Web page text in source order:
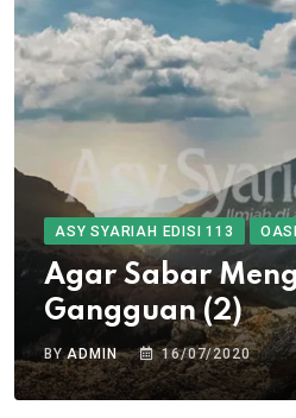
ASY SYARIAH EDISI 113
Agar Sabar
Gangguan (2)
BYADMIN 16/07/2020